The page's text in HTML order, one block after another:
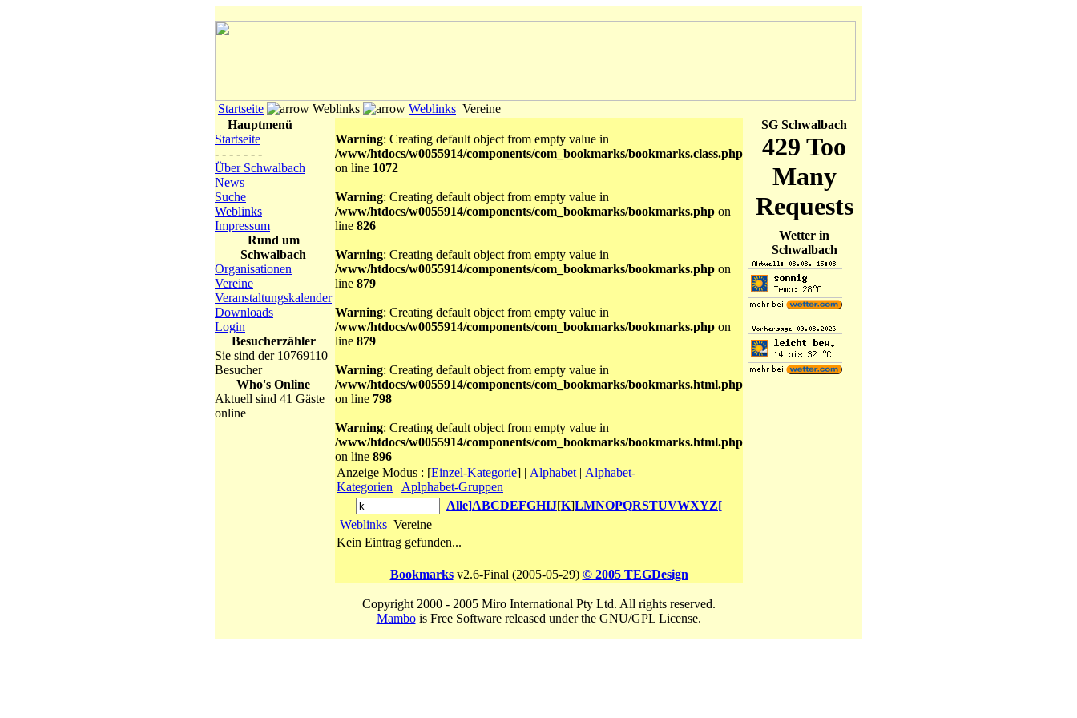
Startseite Weblinks Weblinks Vereine
Hauptmenü
Startseite
- - - - - - -
Über Schwalbach
News
Suche
Weblinks
Impressum
Rund um
Schwalbach
Organisationen
Vereine
Veranstaltungskalender
Downloads
Login
Besucherzähler
Sie sind der 10769110
Besucher
Who's Online
Aktuell sind 41 Gäste
online
Warning: Creating default object from empty value in
/www/htdocs/w0055914/components/com_bookmarks/bookmarks.class.php
on line 1072
Warning: Creating default object from empty value in
/www/htdocs/w0055914/components/com_bookmarks/bookmarks.php on
line 826
Warning: Creating default object from empty value in
/www/htdocs/w0055914/components/com_bookmarks/bookmarks.php on
line 879
Warning: Creating default object from empty value in
/www/htdocs/w0055914/components/com_bookmarks/bookmarks.php on
line 879
Warning: Creating default object from empty value in
/www/htdocs/w0055914/components/com_bookmarks/bookmarks.html.php
on line 798
Warning: Creating default object from empty value in
/www/htdocs/w0055914/components/com_bookmarks/bookmarks.html.php
on line 896
Anzeige Modus : [Einzel-Kategorie] | Alphabet | Alphabet-
Kategorien | Aplphabet-Gruppen
Alle]ABCDEFGHIJ[K]LMNOPQRSTUVWXYZ[
Weblinks Vereine
Kein Eintrag gefunden...
Bookmarks v2.6-Final (2005-05-29) © 2005 TEGDesign
SG Schwalbach
Wetter in
Schwalbach
Copyright 2000 - 2005 Miro International Pty Ltd. All rights reserved.
Mambois Free Software released under the GNU/GPL License.